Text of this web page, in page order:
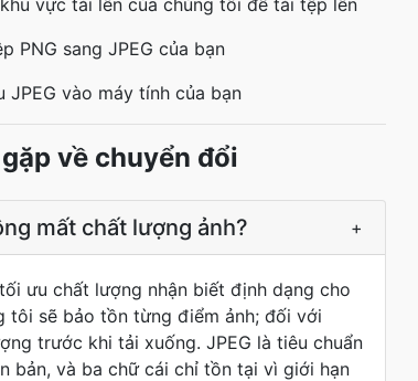
vực tải lên của chúng tôi để tải tệp lên
PNG sang JPEG của bạn
vào máy tính của bạn
về chuyển đổi
mất chất lượng ảnh? +
ưu chất lượng nhận biết định dạng cho
tôi sẽ bảo tồn từng điểm ảnh; đối với
trước khi tải xuống. JPEG là tiêu chuẩn
bản, và ba chữ cái chỉ tồn tại vì giới hạn